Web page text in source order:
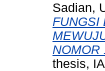
Sadian,
FUNGSI
NOMOR
thesis,